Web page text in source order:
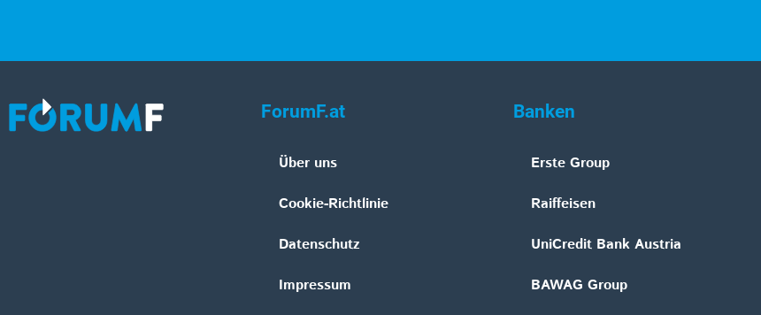
ForumF.at
Über uns
Cookie-Richtlinie
Datenschutz
Impressum
Banken
Erste Group
Raiffeisen
UniCredit Bank Austria
BAWAG Group